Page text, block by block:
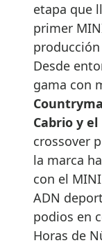
etapa que
primer
Desde
gama con
Cabrio y
crossover
la marca
con el
ADN
podios en
Horas de